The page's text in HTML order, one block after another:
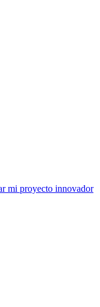
mi proyecto innovador